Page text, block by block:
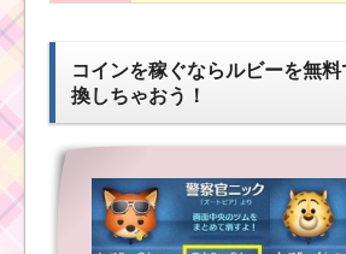
コインを稼ぐならルビーを無
換しちゃおう！